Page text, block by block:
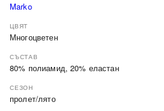
Marko
ЦВЯТ
Многоцветен
СЪСТАВ
80% полиамид, 20% еластан
СЕЗОН
пролет/лято